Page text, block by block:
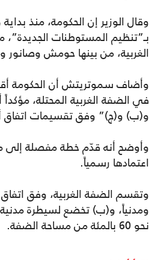
بـ”تنظيم المستوطنات
الغربية، من بينها حومش وصانور
في الضفة الغربية المحتلة،
و(ب) و(ج)” وفق تقسيمات اتفاق
وأوضح أنه قدّم خطة مفصلة إلى
اعتمادها رسمياً.
وتقسم الضفة الغربية، وفق
ومدنياً، و(ب) تخضع لسيطرة مدنية
نحو 60 بالمئة من مساحة الضفة.